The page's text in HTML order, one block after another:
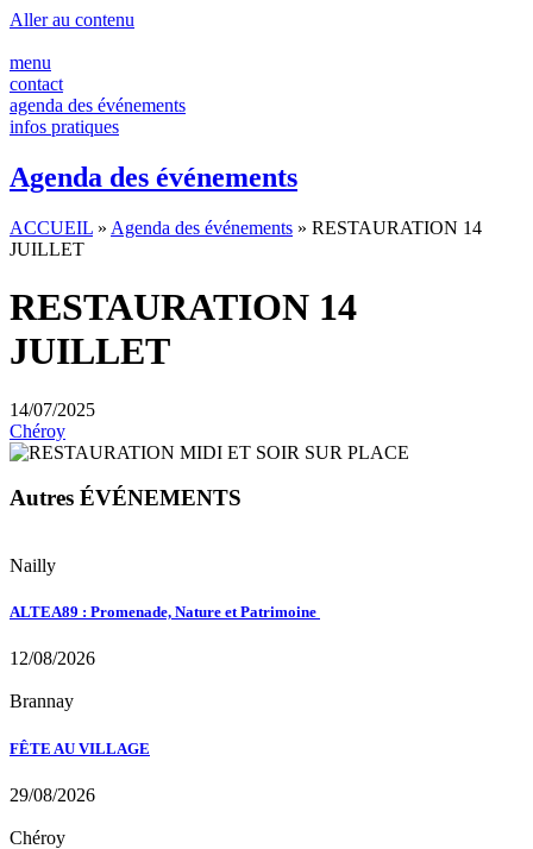
Panneau de gestion des cookies
Aller au contenu
menu
contact
agenda des événements
infos pratiques
Agenda des événements
ACCUEIL » Agenda des événements » RESTAURATION 14
JUILLET
RESTAURATION 14
JUILLET
14/07/2025
Chéroy
Autres ÉVÉNEMENTS
Nailly
ALTEA89 : Promenade, Nature et Patrimoine
12/08/2026
Brannay
FÊTE AU VILLAGE
29/08/2026
Chéroy